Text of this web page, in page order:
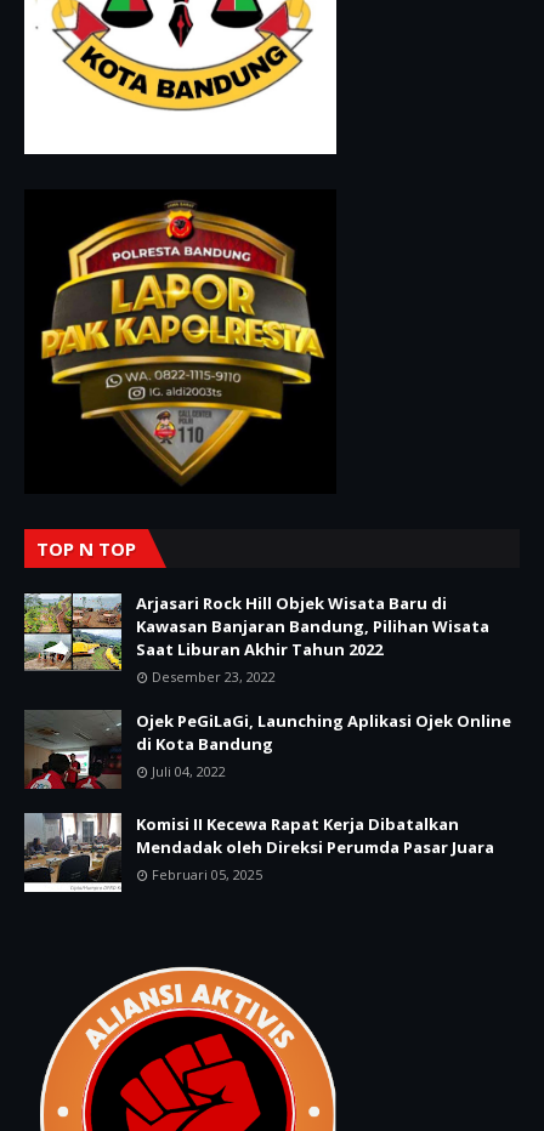
TOP N TOP
Arjasari Rock Hill Objek Wisata Baru di
Kawasan Banjaran Bandung, Pilihan Wisata
Saat Liburan Akhir Tahun 2022
Desember 23, 2022
Ojek PeGiLaGi, Launching Aplikasi Ojek Online
di Kota Bandung
Juli 04, 2022
Komisi II Kecewa Rapat Kerja Dibatalkan
Mendadak oleh Direksi Perumda Pasar Juara
Februari 05, 2025